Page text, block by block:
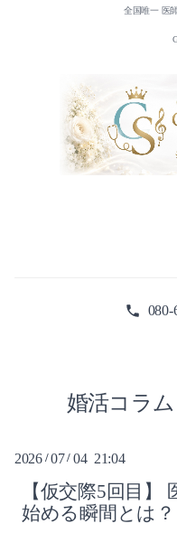
080-
全国唯一 医
婚活コラム
2026/07/ 04 21:04
【仮交際5回目】
始める瞬間とは？